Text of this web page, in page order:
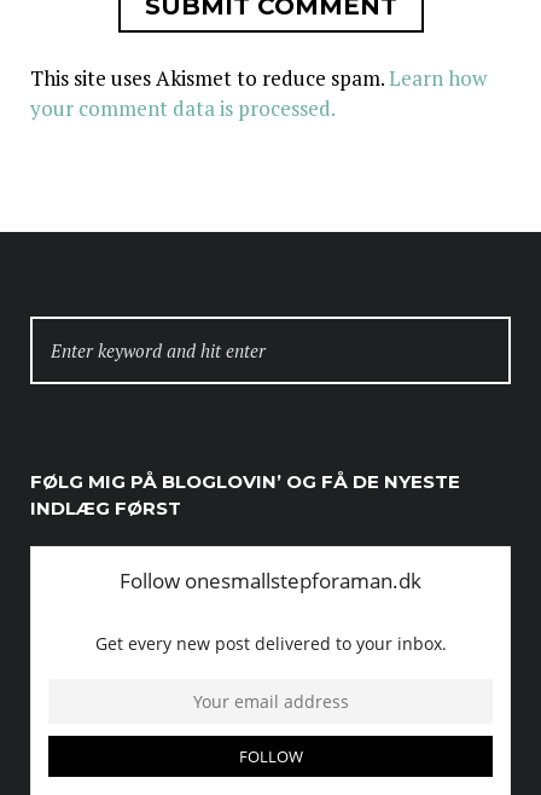
This site uses Akismet to reduce spam.Learn how
your comment data is processed.
FOR:
FØLG MIG PÅ BLOGLOVIN’ OG FÅ DE NYESTE
INDLÆG FØRST